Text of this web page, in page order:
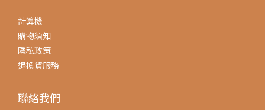
計算機
購物須知
隱私政策
退換貨服務
聯絡我們